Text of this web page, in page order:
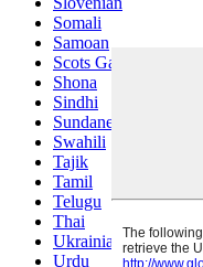
Somali
Samoan
Scots Gaelic
Shona
Sindhi
Sundanese
Swahili
Tajik
Tamil
Telugu
Thai
Ukrainian
Urdu